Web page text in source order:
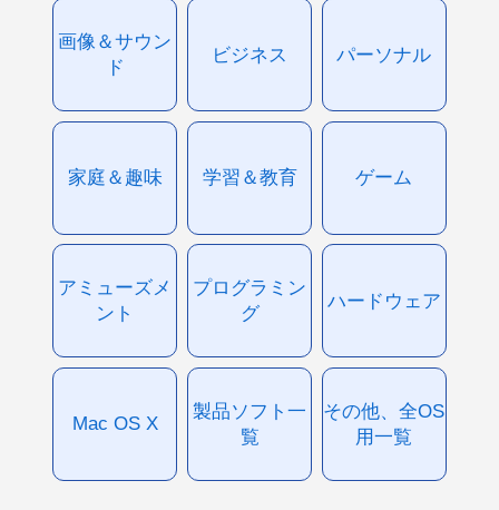
画像＆サウン
ド
ビジネス パーソナル
家庭＆趣味 学習＆教育 ゲーム
アミューズメ
ント
プログラミン
グ
ハードウェア
Mac OS X
製品ソフト一
覧
その他、全OS
用一覧